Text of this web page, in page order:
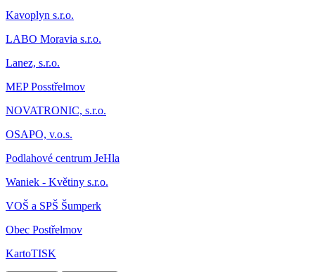
Kavoplyn s.r.o.
LABO Moravia s.r.o.
Lanez, s.r.o.
MEP Posstřelmov
NOVATRONIC, s.r.o.
OSAPO, v.o.s.
Podlahové centrum JeHla
Waniek - Květiny s.r.o.
VOŠ a SPŠ Šumperk
Obec Postřelmov
KartoTISK